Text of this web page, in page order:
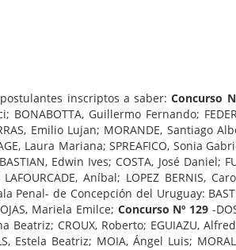
inscriptos a saber:Concurso
Guillermo Fernando;
Emilio Lujan; MORANDE, Santiago
Laura Mariana; SPREAFICO, Sonia
Edwin Ives; COSTA, José Daniel;
Aníbal; LOPEZ BERNIS,
Penal- de Concepción del Uruguay:
Mariela Emilce; Concurso Nº 129 -
CROUX, Roberto; EGUIAZU,
Estela Beatriz; MOIA, Ángel Luis;